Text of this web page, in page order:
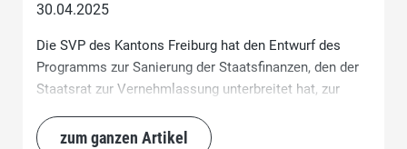
30.04.2025
Die SVP des Kantons Freiburg hat den Entwurf des
Programms zur Sanierung der Staatsfinanzen, den der
Staatsrat zur Vernehmlassung unterbreitet hat, zur
zum ganzen Artikel